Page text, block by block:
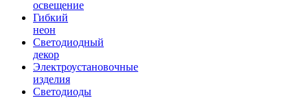
освещение
Гибкий
неон
Светодиодный
декор
Электроустановочные
изделия
Светодиоды